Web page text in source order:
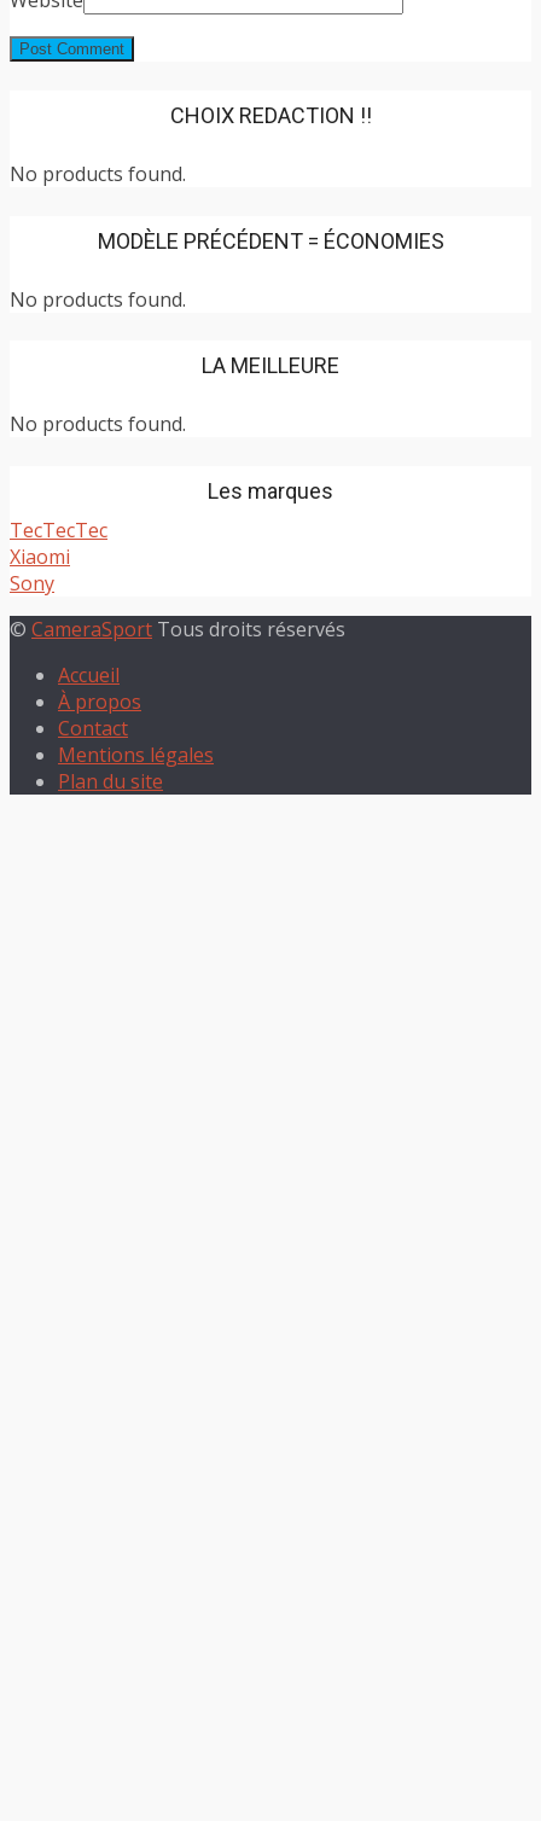
CHOIX REDACTION !!
No products found.
MODÈLE PRÉCÉDENT = ÉCONOMIES
No products found.
LA MEILLEURE
No products found.
Les marques
TecTecTec
Xiaomi
Sony
© CameraSport Tous droits réservés
Accueil
À propos
Contact
Mentions légales
Plan du site